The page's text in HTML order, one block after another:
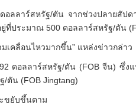
ลลาร์สหรัฐ/ตัน จากช่วงปลายสัป
ที่ประมาณ 500 ดอลลาร์สหรัฐ/ตัน
เคลื่อนไหวมากขึ้น” แหล่งข่าวกล่าว
ดอลลาร์สหรัฐ/ตัน (FOB จีน) ซึ่ง
ตัน (FOB Jingtang)
ขยับขึ้นตาม